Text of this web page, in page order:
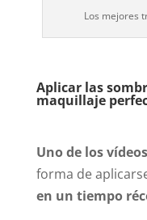
Los mejores
Aplicar las
maquillaje
Uno de los
forma de
en un tiempo